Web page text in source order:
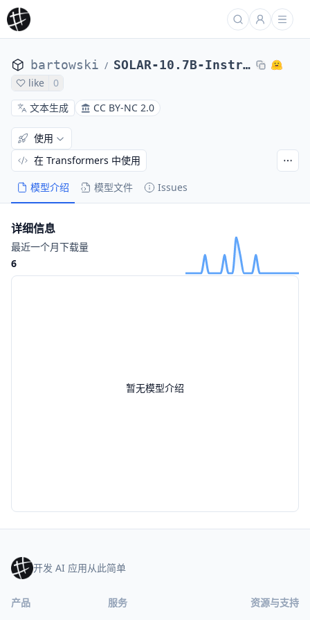
bartowski / SOLAR-10.7B-Instruct-v1.0-laser-exl2
like
0
文本生成
CC BY-NC 2.0
模型介绍 模型文件 Issues
使用
在 Transformers 中使用
暂无模型介绍
详细信息
最近一个月下载量
6
开发 AI 应用从此简单
产品 服务 资源与支持